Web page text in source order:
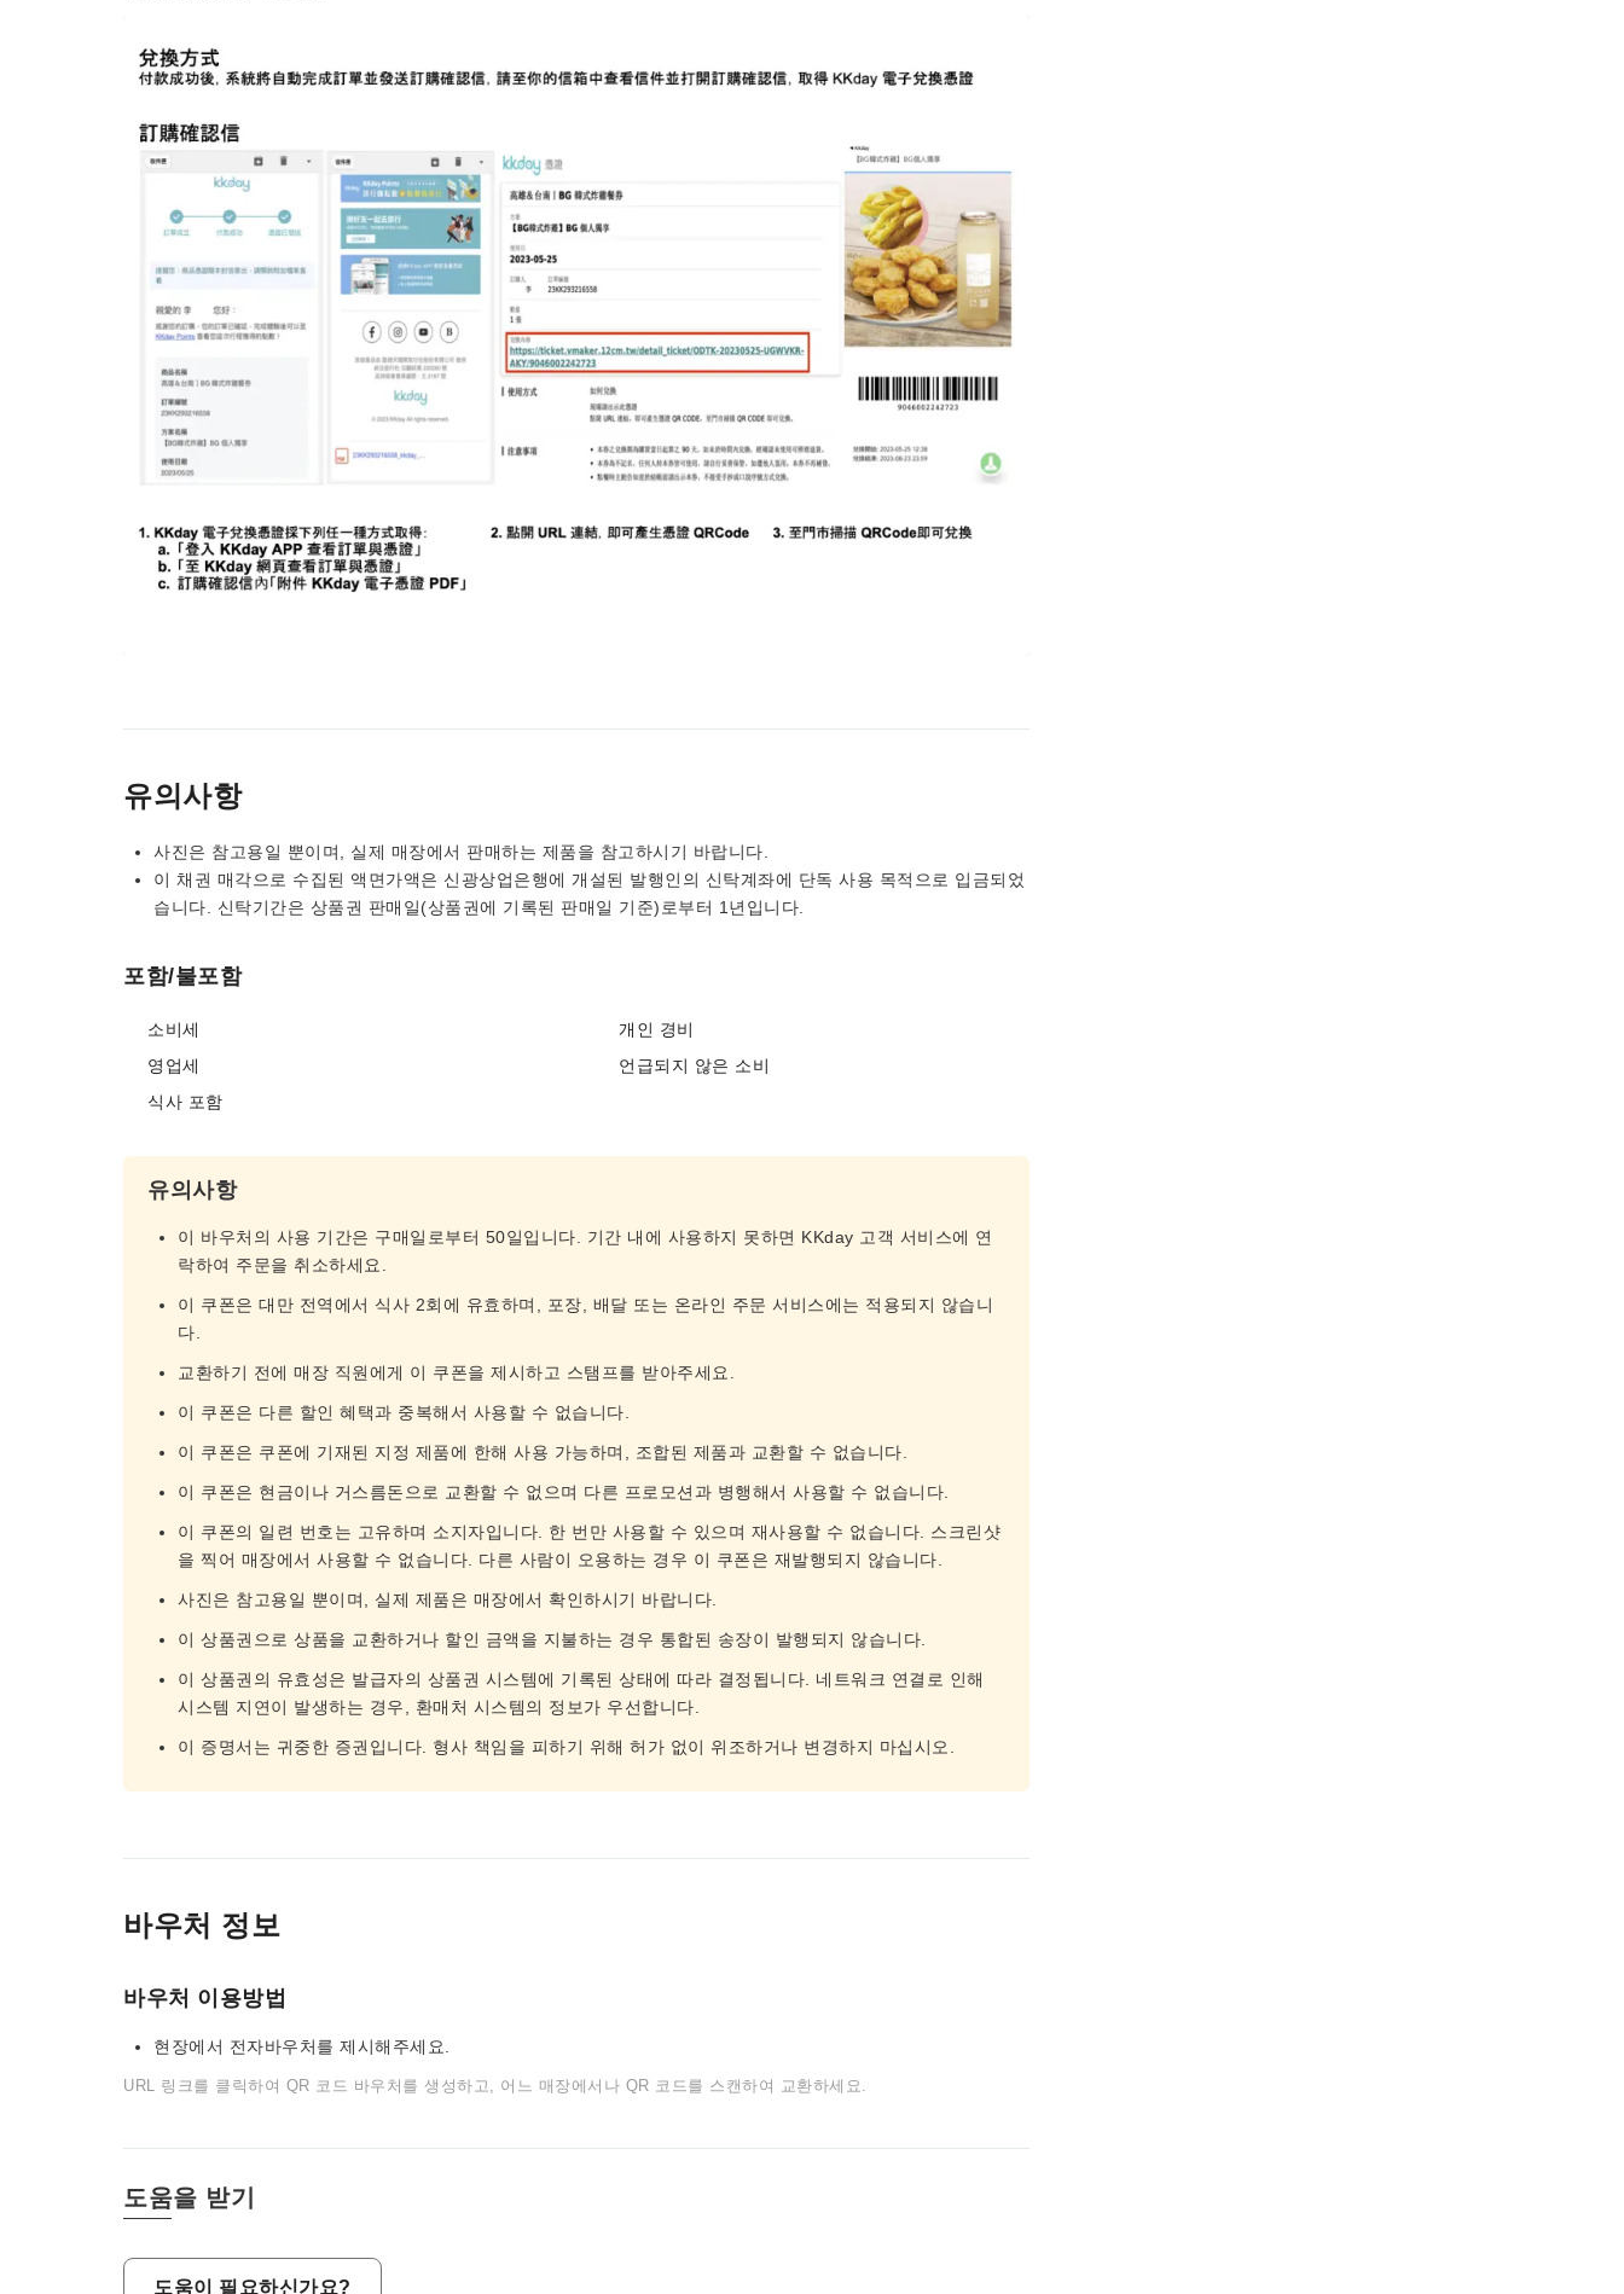
유의사항
사진은 참고용일 뿐이며, 실제 매장에서 판매하는 제품을 참고하시기 바랍니다.
이 채권 매각으로 수집된 액면가액은 신광상업은행에 개설된 발행인의 신탁계좌에 단독 사용 목적으로 입금되었
습니다. 신탁기간은 상품권 판매일(상품권에 기록된 판매일 기준)로부터 1년입니다.
포함/불포함
소비세
영업세
식사 포함
개인 경비
언급되지 않은 소비
유의사항
이 바우처의 사용 기간은 구매일로부터 50일입니다. 기간 내에 사용하지 못하면 KKday 고객 서비스에 연
락하여 주문을 취소하세요.
이 쿠폰은 대만 전역에서 식사 2회에 유효하며, 포장, 배달 또는 온라인 주문 서비스에는 적용되지 않습니
다.
교환하기 전에 매장 직원에게 이 쿠폰을 제시하고 스탬프를 받아주세요.
이 쿠폰은 다른 할인 혜택과 중복해서 사용할 수 없습니다.
이 쿠폰은 쿠폰에 기재된 지정 제품에 한해 사용 가능하며, 조합된 제품과 교환할 수 없습니다.
이 쿠폰은 현금이나 거스름돈으로 교환할 수 없으며 다른 프로모션과 병행해서 사용할 수 없습니다.
이 쿠폰의 일련 번호는 고유하며 소지자입니다. 한 번만 사용할 수 있으며 재사용할 수 없습니다. 스크린샷
을 찍어 매장에서 사용할 수 없습니다. 다른 사람이 오용하는 경우 이 쿠폰은 재발행되지 않습니다.
사진은 참고용일 뿐이며, 실제 제품은 매장에서 확인하시기 바랍니다.
이 상품권으로 상품을 교환하거나 할인 금액을 지불하는 경우 통합된 송장이 발행되지 않습니다.
이 상품권의 유효성은 발급자의 상품권 시스템에 기록된 상태에 따라 결정됩니다. 네트워크 연결로 인해
시스템 지연이 발생하는 경우, 환매처 시스템의 정보가 우선합니다.
이 증명서는 귀중한 증권입니다. 형사 책임을 피하기 위해 허가 없이 위조하거나 변경하지 마십시오.
바우처 정보
바우처 이용방법
현장에서 전자바우처를 제시해주세요.
URL 링크를 클릭하여 QR 코드 바우처를 생성하고, 어느 매장에서나 QR 코드를 스캔하여 교환하세요.
도움을 받기
도움이 필요하신가요?